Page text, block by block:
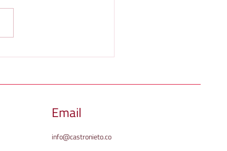
a través de la ley 142
por los usuarios ante
Email
info@castronieto.co